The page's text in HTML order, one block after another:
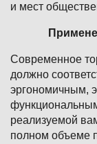
и мест
Современное
должно
эргономичным,
реализуемой
полном объеме